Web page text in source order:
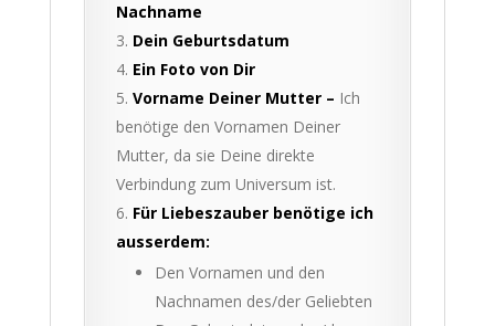
Nachname
Dein Geburtsdatum
Ein Foto von Dir
Vorname Deiner Mutter – Ich
benötige den Vornamen Deiner
Mutter, da sie Deine direkte
Verbindung zum Universum ist.
Für Liebeszauber benötige ich
ausserdem:
Den Vornamen und den
Nachnamen des/der Geliebten